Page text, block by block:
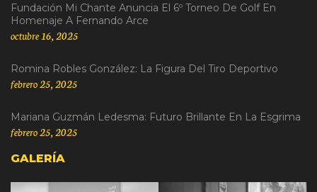
Fundación Mi Chante Anuncia El 6º Torneo De Golf En
Homenaje A Fernando Arce
octubre 16, 2025
Romina Robles González: La Figura Del Tiro Deportivo
febrero 25, 2025
Mariana Guzmán Ledesma: Futuro Brillante En La Esgrima
febrero 25, 2025
GALERÍA